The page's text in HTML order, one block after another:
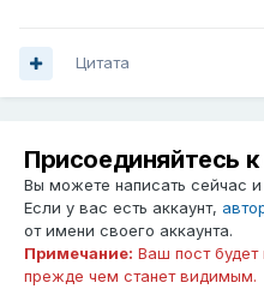
Цитата
Присоединяйтесь
Вы можете написать сейчас
Если у вас есть аккаунт,
от имени своего аккаунта.
Примечание: Ваш пост
прежде чем станет видимым.